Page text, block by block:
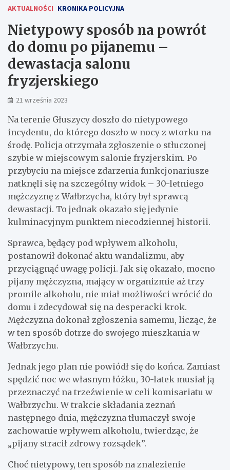
AKTUALNOŚCI KRONIKA POLICYJNA
Nietypowy sposób na powrót
do domu po pijanemu –
dewastacja salonu
fryzjerskiego
21 września 2023
Na terenie Głuszycy doszło do nietypowego
incydentu, do którego doszło w nocy z wtorku na
środę. Policja otrzymała zgłoszenie o stłuczonej
szybie w miejscowym salonie fryzjerskim. Po
przybyciu na miejsce zdarzenia funkcjonariusze
natknęli się na szczególny widok – 30-letniego
mężczyznę z Wałbrzycha, który był sprawcą
dewastacji. To jednak okazało się jedynie
kulminacyjnym punktem niecodziennej historii.
Sprawca, będący pod wpływem alkoholu,
postanowił dokonać aktu wandalizmu, aby
przyciągnąć uwagę policji. Jak się okazało, mocno
pijany mężczyzna, mający w organizmie aż trzy
promile alkoholu, nie miał możliwości wrócić do
domu i zdecydował się na desperacki krok.
Mężczyzna dokonał zgłoszenia samemu, licząc, że
w ten sposób dotrze do swojego mieszkania w
Wałbrzychu.
Jednak jego plan nie powiódł się do końca. Zamiast
spędzić noc we własnym łóżku, 30-latek musiał ją
przeznaczyć na trzeźwienie w celi komisariatu w
Wałbrzychu. W trakcie składania zeznań
następnego dnia, mężczyzna tłumaczył swoje
zachowanie wpływem alkoholu, twierdząc, że
„pijany stracił zdrowy rozsądek”.
Choć nietypowy, ten sposób na znalezienie